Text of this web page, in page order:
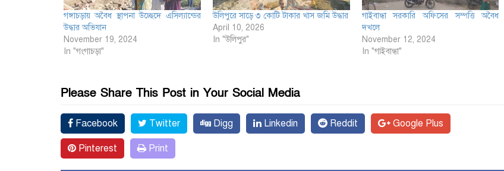
গঙ্গাচড়ায় অবৈধ স্থাপনা উচ্ছেদে এসিল্যান্ডের
উদ্ধার অভিযান
November 19, 2024
In "গংগাচড়া"
উলিপুরে সাড়ে ৩ কোটি টাকার খাস জমি উদ্ধার
April 10, 2026
In "উলিপুর"
গাইবান্ধা সরকারি অফিসের সম্পত্তি অবৈধ
দখলে
November 12, 2024
In "গাইবান্ধা"
Please Share This Post in Your Social Media
Facebook Twitter Digg Linkedin Reddit Google Plus
Pinterest Print